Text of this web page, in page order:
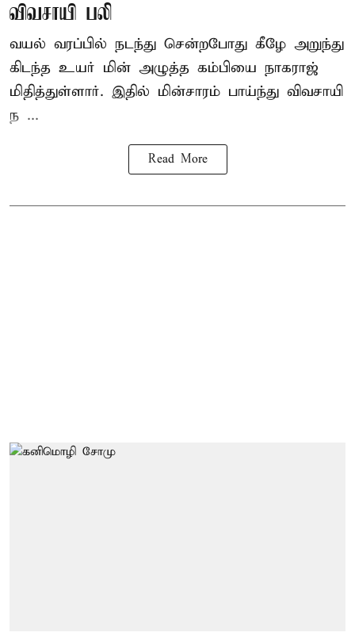
விவசாயி பலி
வயல் வரப்பில் நடந்து சென்றபோது கீழே அறுந்து
கிடந்த உயர் மின் அழுத்த கம்பியை நாகராஜ்
மிதித்துள்ளார். இதில் மின்சாரம் பாய்ந்து விவசாயி
ந ...
Read More